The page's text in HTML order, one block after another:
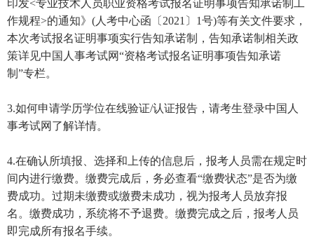
印发<专业技术人员职业资格考试报名证明事项告知承诺制工
作规程>的通知》(人考中心函〔2021〕1号)等有关文件要求，
本次考试报名证明事项实行告知承诺制，告知承诺制相关政
策详见中国人事考试网“资格考试报名证明事项告知承诺
制”专栏。
3.如何申请学历学位在线验证/认证报告，请考生登录中国人
事考试网了解详情。
4.在确认所填报、选择和上传的信息后，报考人员需在规定时
间内进行缴费。缴费完成后，务必查看“缴费状态”是否为缴
费成功。过期未缴费或缴费未成功，视为报考人员放弃报
名。缴费成功，系统将不予退费。缴费完成之后，报考人员
即完成所有报名手续。